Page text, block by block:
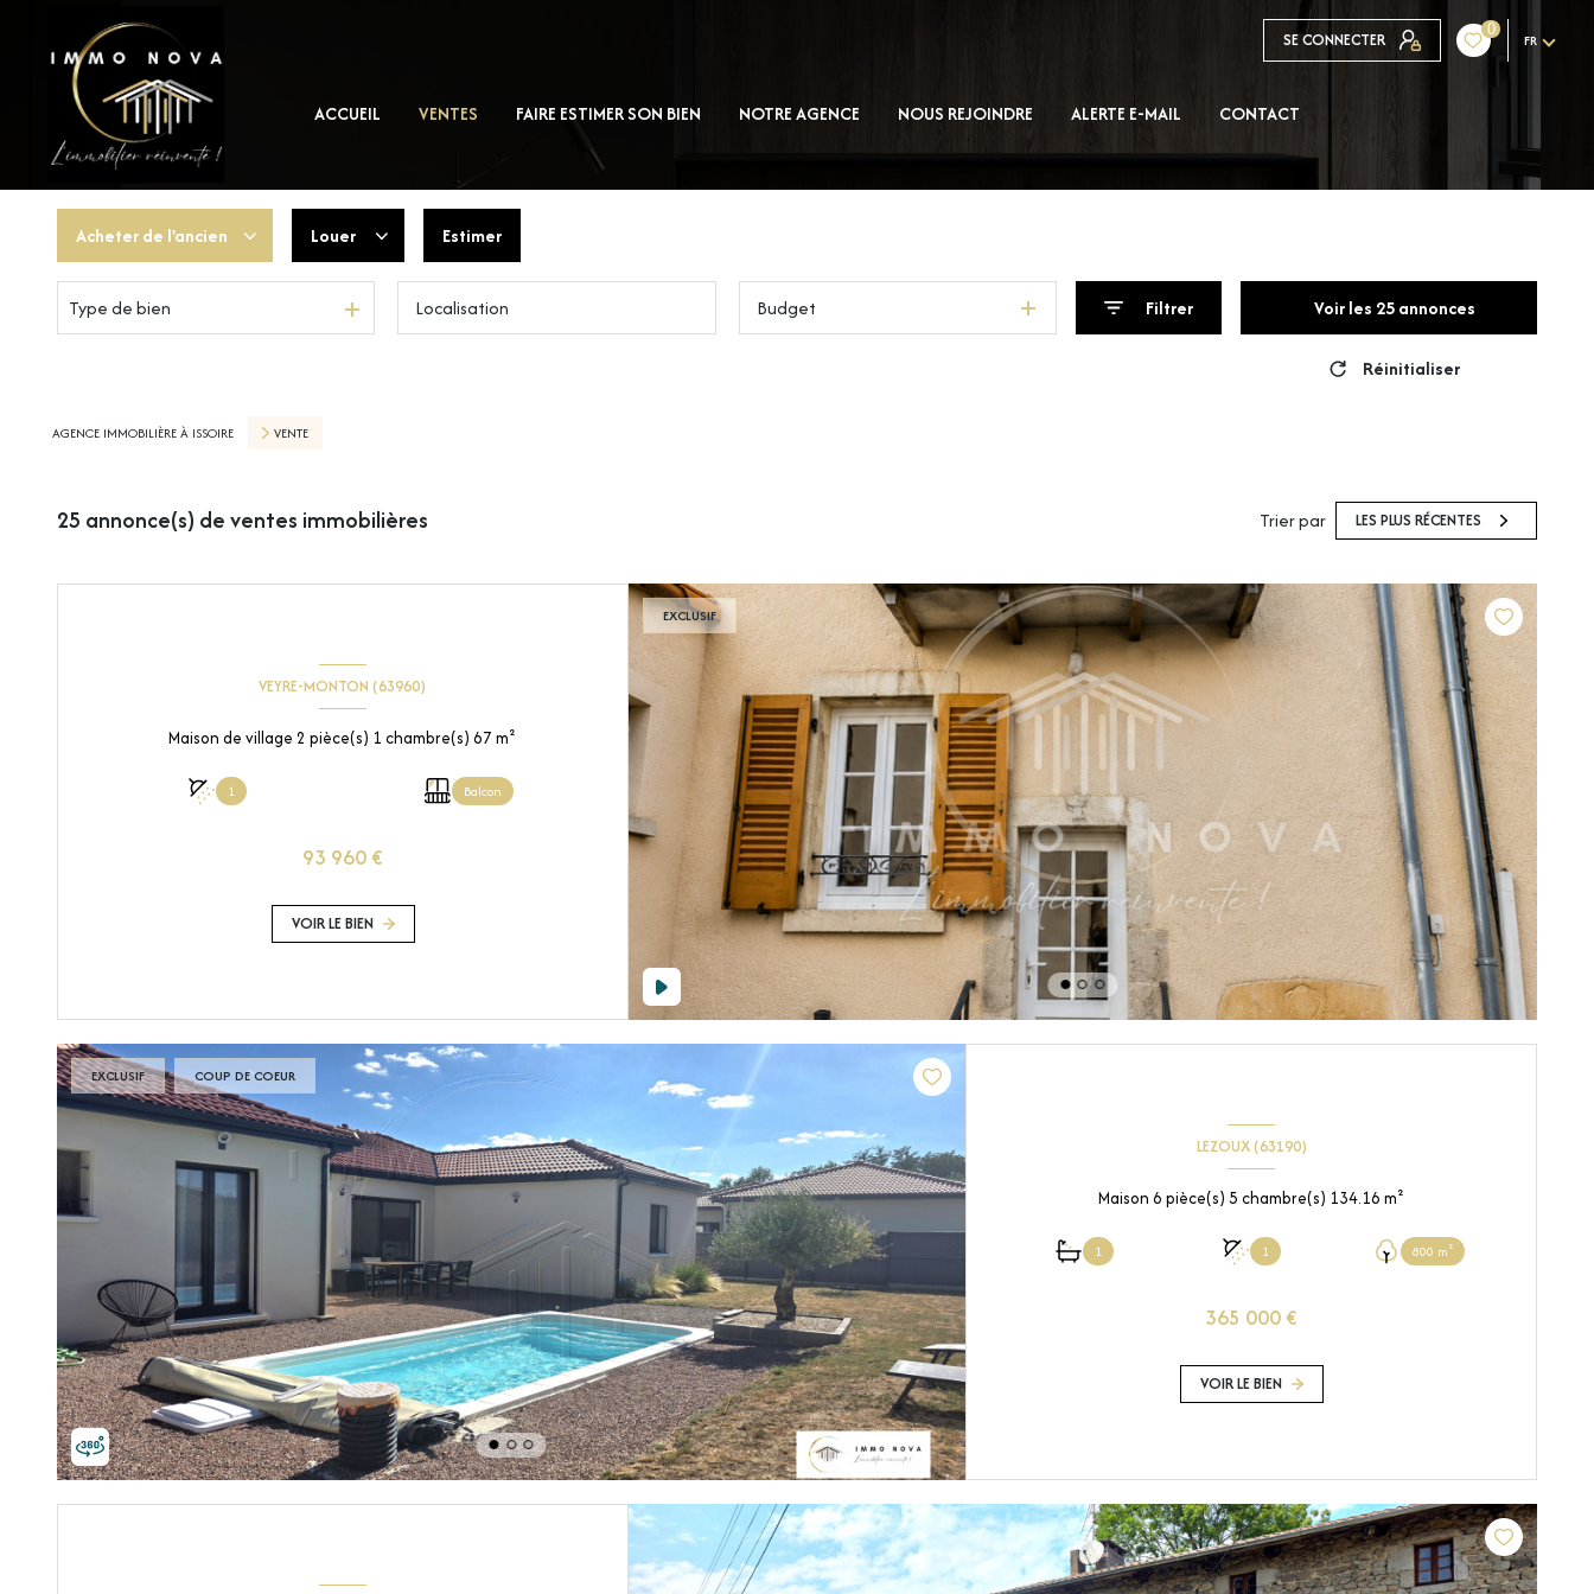
SE CONNECTER 0
FR
ACCUEIL VENTES FAIRE ESTIMER SON BIEN NOTRE AGENCE NOUS REJOINDRE ALERTE E-MAIL CONTACT
Acheterde l'ancien
De l'ancien
Louer
à l'année
Estimer
Type de bien Budget Filtrer Voir les 25annonces
Réinitialiser
AGENCE IMMOBILIÈRE À ISSOIRE VENTE
25 annonce(s) de ventes immobilières Trier par LES PLUS RÉCENTES
EXCLUSIF
VEYRE-MONTON (63960)
Maison de village 2 pièce(s) 1 chambre(s) 67 m²
1 Balcon
93 960 €
VOIR LE BIEN
EXCLUSIF COUP DE COEUR
LEZOUX (63190)
Maison 6 pièce(s) 5 chambre(s) 134.16 m²
1 1 800 m²
365 000 €
VOIR LE BIEN